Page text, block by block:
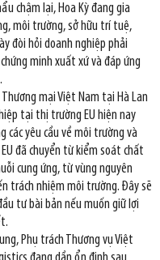
chậm lại, Hoa Kỳ đang gia
môi trường, sở hữu trí tuệ,
đòi hỏi doanh nghiệp phải
minh xuất xứ và đáp ứng
Thương mại Việt Nam tại Hà Lan
tại thị trường EU hiện nay
các yêu cầu về môi trường và
đã chuyển từ kiểm soát chất
cung ứng, từ vùng nguyên
trách nhiệm môi trường. Đây sẽ
tư bài bản nếu muốn giữ lợi
Phụ trách Thương vụ Việt